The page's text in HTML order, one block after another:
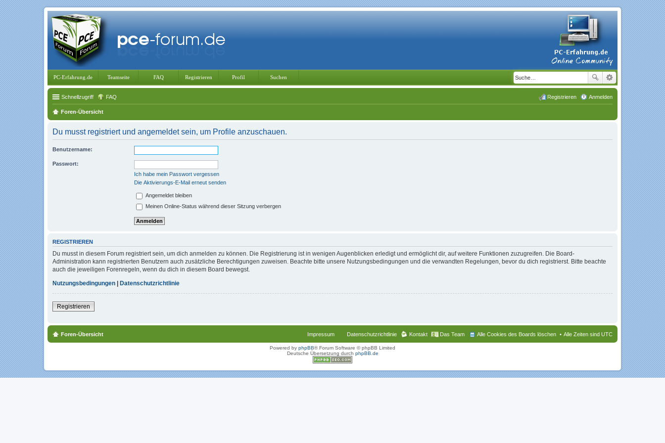
PC-Erfahrung.de Teamseite FAQ Registrieren Profil Suchen
Schnellzugriff FAQ Anmelden
Registrieren
Foren-Übersicht
Du musst registriert und angemeldet sein, um Profile anzuschauen.
Benutzername:
Passwort:
Ich habe mein Passwort vergessen
Die Aktivierungs-E-Mail erneut senden
Angemeldet bleiben
Meinen Online-Status während dieser Sitzung verbergen
REGISTRIEREN
Du musst in diesem Forum registriert sein, um dich anmelden zu können. Die Registrierung ist in wenigen Augenblicken erledigt und ermöglicht dir, auf weitere Funktionen zuzugreifen. Die Board-
Administration kann registrierten Benutzern auch zusätzliche Berechtigungen zuweisen. Beachte bitte unsere Nutzungsbedingungen und die verwandten Regelungen, bevor du dich registrierst. Bitte beachte
auch die jeweiligen Forenregeln, wenn du dich in diesem Board bewegst.
Nutzungsbedingungen | Datenschutzrichtlinie
Registrieren
Foren-Übersicht Alle Zeiten sind UTC
Alle Cookies des Boards löschen
Das Team
Kontakt
Datenschutzrichtlinie
Impressum
Powered by phpBB® Forum Software © phpBB Limited
Deutsche Übersetzung durch phpBB.de